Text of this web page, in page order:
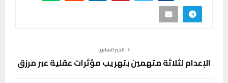
الخبر السابق
الإعدام لثلاثة متهمين بتهريب مؤثرات عقلية عبر مرزق